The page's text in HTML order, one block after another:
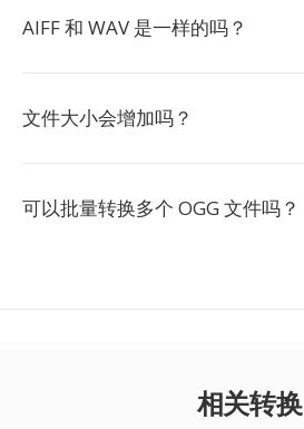
AIFF 和 WAV 是一样的吗？
文件大小会增加吗？
可以批量转换多个 OGG 文件吗？
相关转换